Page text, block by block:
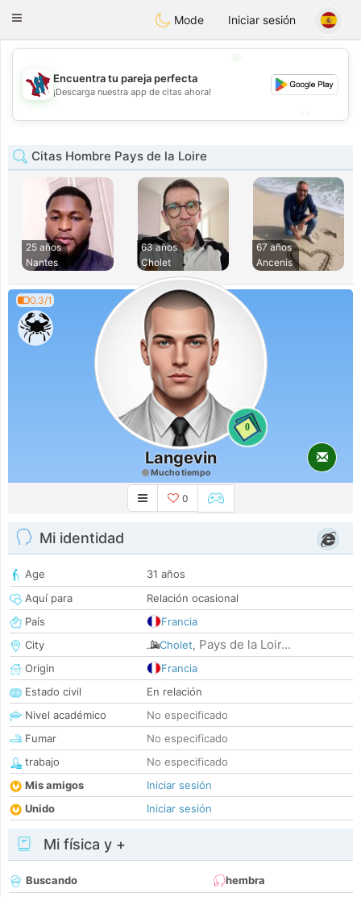
JTaimerais
Toggle
Mode Iniciar sesión
💖
💕
Encuentra tu pareja perfecta
¡Descarga nuestra app de citas ahora!
Citas Hombre Pays de la Loire
25 años
Nantes
63 años
Cholet
67 años
Ancenis
0.3/1
0
Langevin
Mucho tiempo
0
Mi identidad
Age
31 años
Aquí para
Relación ocasional
País
Francia
City
Cholet, Pays de la Loir...
Origin
Francia
Estado civil
En relación
Nivel académico
No especificado
Fumar
No especificado
trabajo
No especificado
Mis amigos
Iniciar sesión
Unido
Iniciar sesión
Mi física y +
Buscando
hembra